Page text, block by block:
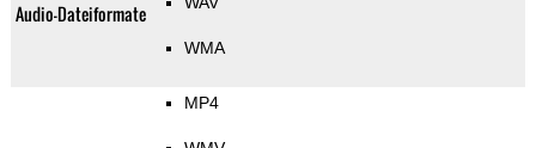
Audio-Dateiformate
WMA
MP4